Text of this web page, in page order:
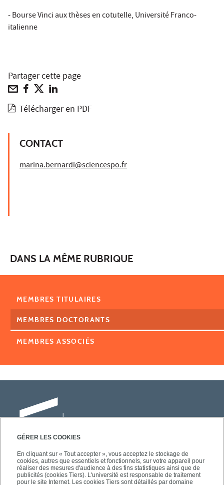
GÉRER LES COOKIES
En cliquant sur « Tout accepter », vous acceptez le stockage de
cookies, autres que essentiels et fonctionnels, sur votre appareil pour
réaliser des mesures d'audience à des fins statistiques ainsi que de
publicités (cookies Tiers). L'université est responsable de traitement
pour le site Internet. Les cookies Tiers sont détaillés par domaine
- Bourse Vinci aux thèses en cotutelle, Université Franco-
italienne
Partager cette page
Télécharger en PDF
CONTACT
marina.bernardi@sciencespo.fr
DANS LA MÊME RUBRIQUE
MEMBRES TITULAIRES
MEMBRES DOCTORANTS
MEMBRES ASSOCIÉS
Université Paris-Est Créteil
Faculté des lettres, langues et sciences